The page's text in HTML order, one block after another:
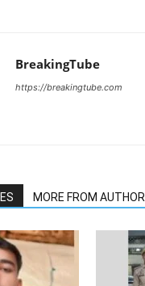
BreakingTube
https://breakingtube.com
MORE FROM AUTHOR